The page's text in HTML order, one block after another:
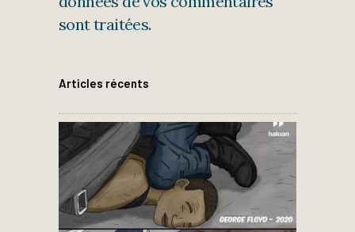
sont traitées.
Articles récents